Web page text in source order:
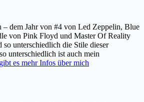
– dem Jahr von #4 von Led Zeppelin, Blue
von Pink Floyd und Master Of Reality
unterschiedlich die Stile dieser
unterschiedlich ist auch mein
es mehr Infos über mich